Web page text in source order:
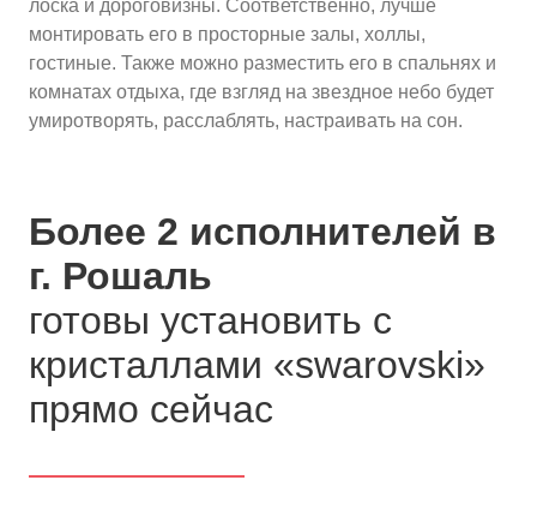
лоска и дороговизны. Соответственно, лучше
монтировать его в просторные залы, холлы,
гостиные. Также можно разместить его в спальнях и
комнатах отдыха, где взгляд на звездное небо будет
умиротворять, расслаблять, настраивать на сон.
Более 2 исполнителей в
г. Рошаль
готовы установить с
кристаллами «swarovski»
прямо сейчас